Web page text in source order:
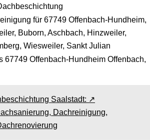
für 67749 Offenbach-Hundheim,
Buborn, Aschbach, Hinzweiler,
Wiesweiler, Sankt Julian
67749 Offenbach-Hundheim Offenbach,
Saalstadt: ↗️
Dachreinigung,